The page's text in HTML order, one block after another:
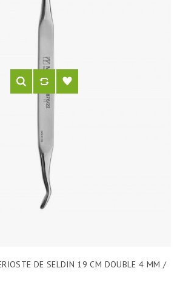
DE SELDIN 19 CM DOUBLE 4 MM /